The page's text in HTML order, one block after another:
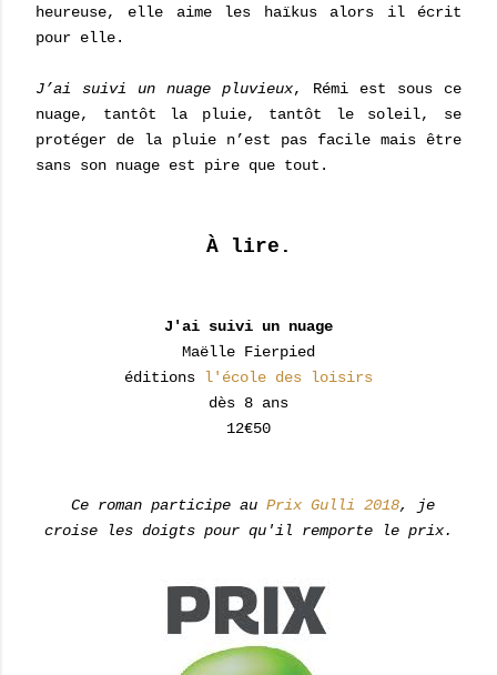
heureuse, elle aime les haïkus alors il écrit
pour elle.
J’ai suivi un nuage pluvieux, Rémi est sous ce
nuage, tantôt la pluie, tantôt le soleil, se
protéger de la pluie n’est pas facile mais être
sans son nuage est pire que tout.
À lire.
J'ai suivi un nuage
Maëlle Fierpied
éditions l'école des loisirs
dès 8 ans
12€50
Ce roman participe au Prix Gulli 2018, je
croise les doigts pour qu'il remporte le prix.